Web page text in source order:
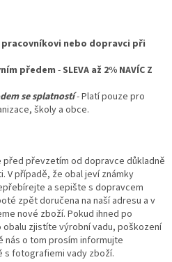
nebo dopravci při
předem -SLEVA až 2% NAVÍC Z
se splatností- Platí pouze pro
školy a obce.
převzetím od dopravce důkladně
V případě, že obal jeví známky
a sepište s dopravcem
zpět doručena na naší adresu a v
nové zboží. Pokud ihned po
zjistíte výrobní vadu, poškození
nás o tom prosím informujte
s fotografiemi vady zboží.